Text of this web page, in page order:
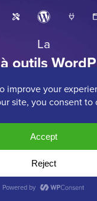
La
outils
à
liés à WordPress que
devrait